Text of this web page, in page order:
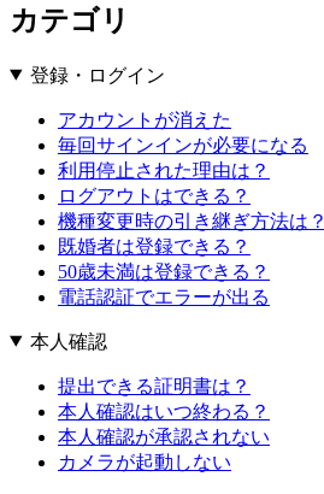
カテゴリ
登録・ログイン
アカウントが消えた
毎回サインインが必要になる
利用停止された理由は？
ログアウトはできる？
機種変更時の引き継ぎ方法は？
既婚者は登録できる？
50歳未満は登録できる？
電話認証でエラーが出る
本人確認
提出できる証明書は？
本人確認はいつ終わる？
本人確認が承認されない
カメラが起動しない